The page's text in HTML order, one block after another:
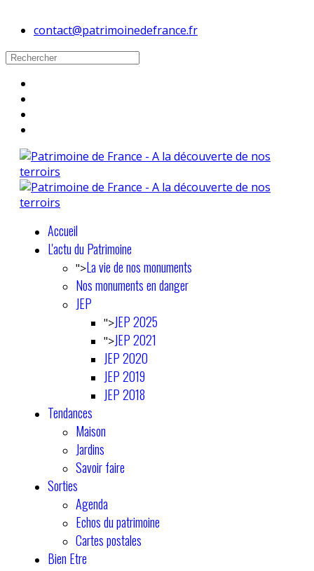
contact@patrimoinedefrance.fr
Accueil
L'actu du Patrimoine
">La vie de nos monuments
Nos monuments en danger
JEP
">JEP 2025
">JEP 2021
JEP 2020
JEP 2019
JEP 2018
Tendances
Maison
Jardins
Savoir faire
Sorties
Agenda
Echos du patrimoine
Cartes postales
Bien Etre